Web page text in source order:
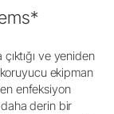
ve yeniden
koruyucu ekipman
enfeksiyon
daha derin bir